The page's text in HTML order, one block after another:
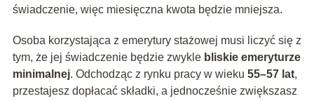
świadczenie, więc miesięczna kwota będzie mniejsza.
Osoba korzystająca z emerytury stażowej musi liczyć się z
tym, że jej świadczenie będzie zwykle bliskie emeryturze
minimalnej. Odchodząc z rynku pracy w wieku 55–57 lat,
przestajesz dopłacać składki, a jednocześnie zwiększasz